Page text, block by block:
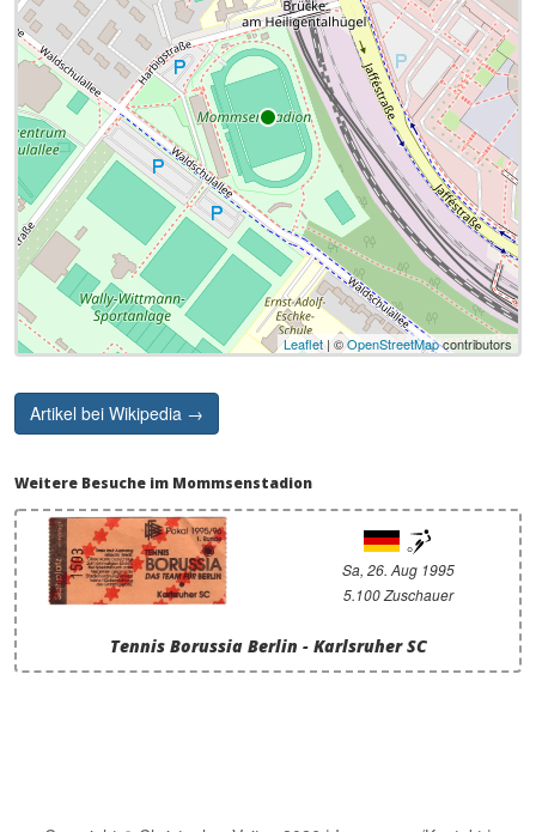
Leaflet | ©OpenStreetMapcontributors
Artikel bei Wikipedia →
Weitere Besuche im Mommsenstadion
Sa, 26. Aug 1995
5.100 Zuschauer
Tennis Borussia Berlin - Karlsruher SC